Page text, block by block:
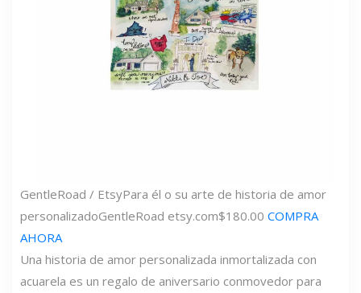
GentleRoad / EtsyPara él o su arte de historia de amor
personalizadoGentleRoad etsy.com$180.00 COMPRA
AHORA
Una historia de amor personalizada inmortalizada con
acuarela es un regalo de aniversario conmovedor para